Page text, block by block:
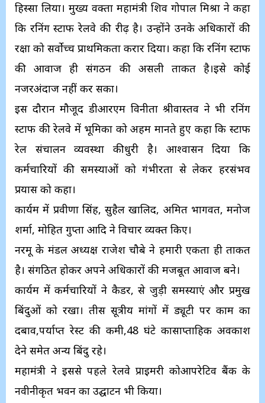
हिस्सा लिया। मुख्य वक्ता महामंत्री शिव गोपाल मिश्रा ने कहा
कि रनिंग स्टाफ रेलवे की रीढ़ है। उन्होंने उनके अधिकारों की
रक्षा को सर्वोच्च प्राथमिकता करार दिया। कहा कि रनिंग स्टाफ
की आवाज ही संगठन की असली ताकत है।इसे कोई
नजरअंदाज नहीं कर सका।
इस दौरान मौजूद डीआरएम विनीता श्रीवास्तव ने भी रनिंग
स्टाफ की रेलवे में भूमिका को अहम मानते हुए कहा कि स्टाफ
रेल संचालन व्यवस्था कीधुरी है। आश्वासन दिया कि
कर्मचारियों की समस्याओं को गंभीरता से लेकर हरसंभव
प्रयास को कहा।
कार्यक्रम में प्रवीणा सिंह, सुहैल खालिद, अमित भागवत, मनोज
शर्मा, मोहित गुप्ता आदि ने विचार व्यक्त किए।
नरमू के मंडल अध्यक्ष राजेश चौबे ने हमारी एकता ही ताकत
है। संगठित होकर अपने अधिकारों की मजबूत आवाज बने।
कार्यक्रम में कर्मचारियों ने कैडर, से जुड़ी समस्याएं और प्रमुख
बिंदुओं को रखा। तीस सूत्रीय मांगों में ड्यूटी पर काम का
दबाव,पर्याप्त रेस्ट की कमी,48 घंटे कासाप्ताहिक अवकाश
देने समेत अन्य बिंदु रहे।
महामंत्री ने इससे पहले रेलवे प्राइमरी कोआपरेटिव बैंक के
नवीनीकृत भवन का उद्घाटन भी किया।